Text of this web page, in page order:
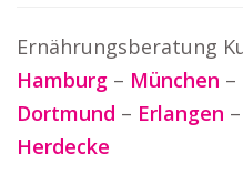
Ernährungsberatung
Hamburg – München –
Dortmund – Erlangen –
Herdecke